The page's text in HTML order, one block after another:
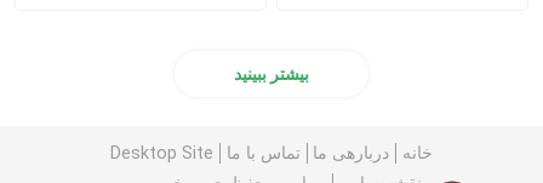
بیشتر ببینید
خانه دربارهی ما تماس با ما
Desktop Site